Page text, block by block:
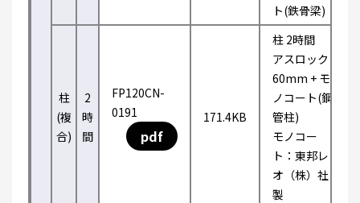
ト(鉄骨梁)
柱
(複
合)
2
時
間
FP120CN-
0191
pdf
171.4KB
柱 2時間
アスロック
60mm + モ
ノコート(鋼
管柱)
モノコー
ト：東邦レ
オ（株）社
製